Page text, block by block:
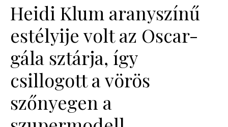
SZÉPSÉG
PSZICHÉ
ÉLETMÓD
Heidi Klum aranyszínű
estélyije volt az Oscar-
gála sztárja, így
csillogott a vörös
szőnyegen a